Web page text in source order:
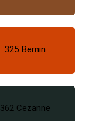
325 Bernin
362 Cezanne